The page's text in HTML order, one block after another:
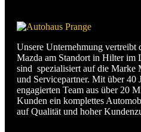
Unsere Unternehmung vertreibt
Mazda am Standort in Hilter im
sind spezialisiert auf die Marke
und Servicepartner. Mit über 40
engagierten Team aus über 20
Kunden ein komplettes
auf Qualität und hoher